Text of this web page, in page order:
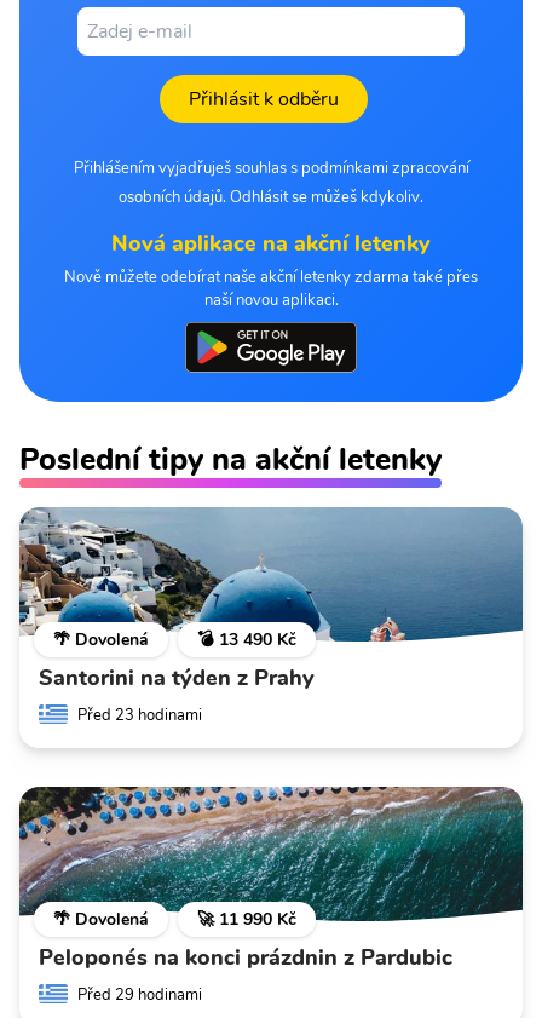
Přihlásit k odběru
Přihlášením vyjadřuješ souhlas s podmínkami zpracování
osobních údajů. Odhlásit se můžeš kdykoliv.
Nová aplikace na akční letenky
Nově můžete odebírat naše akční letenky zdarma také přes
naší novou aplikaci.
Poslední tipy na akční letenky
🌴 Dovolená 💣 13 490 Kč
Santorini na týden z Prahy
Před 23 hodinami
🌴 Dovolená 🚀 11 990 Kč
Peloponés na konci prázdnin z Pardubic
Před 29 hodinami